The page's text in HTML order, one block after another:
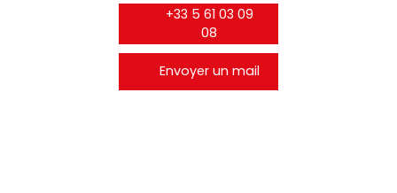
+33 5 61 03 09
08
Envoyer un mail